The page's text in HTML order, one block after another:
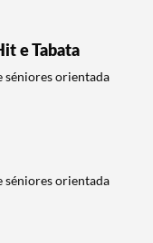
e Tabata
séniores orientada
séniores orientada